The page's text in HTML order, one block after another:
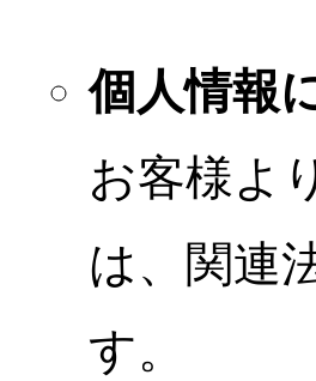
個人情報
お客様よ
は、関連
す。